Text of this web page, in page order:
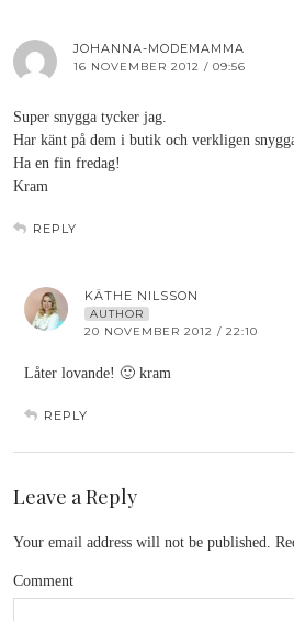
JOHANNA-MODEMAMMA
16 NOVEMBER 2012 / 09:56
Super snygga tycker jag.
Har känt på dem i butik och verkligen
Ha en fin fredag!
Kram
REPLY
KÄTHE NILSSON
AUTHOR
20 NOVEMBER 2012 / 22:10
Låter lovande! 🙂 kram
REPLY
Leave a Reply
Your email address will not be published.
Comment